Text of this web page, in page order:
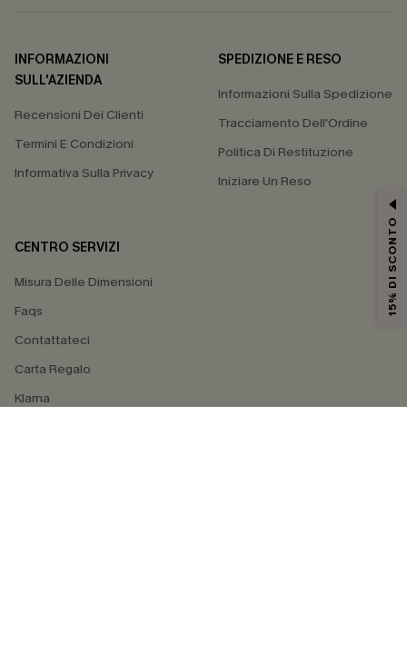
INFORMAZIONI
SULL'AZIENDA
Recensioni Dei Clienti
Termini E Condizioni
Informativa Sulla Privacy
SPEDIZIONE E RESO
Informazioni Sulla Spedizione
Tracciamento Dell'Ordine
Politica Di Restituzione
Iniziare Un Reso
CENTRO SERVIZI
Misura Delle Dimensioni
Faqs
Contattateci
Carta Regalo
Klarna
15% DI SCONTO